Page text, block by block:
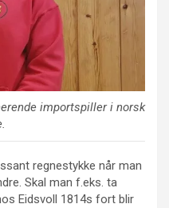
importspiller i norsk
regnestykke når man
Skal man f.eks. ta
Eidsvoll 1814s fort blir